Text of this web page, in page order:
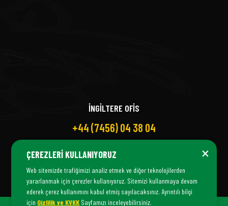
İNGİLTERE OFİS
+44 (7456) 04 38 04
×
ÇEREZLERI KULLANIYORUZ
Web sitemizde trafiğimizi analiz etmek ve diğer teknolojilerden
yararlanmak için çerezler kullanıyoruz. Sitemizi kullanmaya devam
ederek çerez kullanımını kabul etmiş sayılacaksınız. Ayrıntılı bilgi
için Gizlilik ve KVKK Sayfamızı inceleyebilirsiniz.